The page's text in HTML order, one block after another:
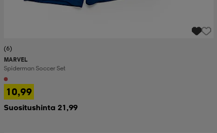
(6)
MARVEL
Spiderman Soccer Set
10,99
Suositushinta 21,99